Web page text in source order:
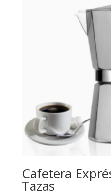
Cafetera
Tazas